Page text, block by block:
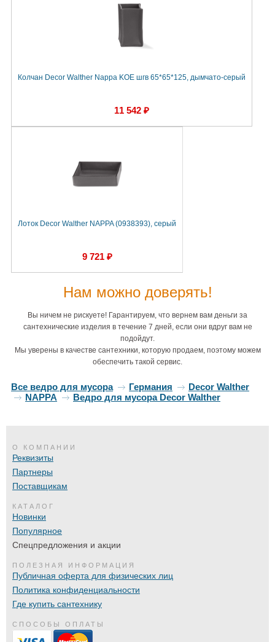
Колчан Decor Walther Nappa KOE шгв 65*65*125, дымчато-серый
11 542 ₽
Лоток Decor Walther NAPPA (0938393), серый
9 721 ₽
Нам можно доверять!
Вы ничем не рискуете! Гарантируем, что вернем вам деньги за
сантехнические изделия в течение 7 дней, если они вдруг вам не
подойдут.
Мы уверены в качестве сантехники, которую продаем, поэтому можем
обеспечить такой сервис.
Все ведро для мусора Германия
Decor Walther
NAPPA
Ведро для мусора Decor Walther
О КОМПАНИИ
Реквизиты
Партнеры
Поставщикам
КАТАЛОГ
Новинки
Популярное
Спецпредложения и акции
ПОЛЕЗНАЯ ИНФОРМАЦИЯ
Публичная оферта для физических лиц
Политика конфиденциальности
Где купить сантехнику
СПОСОБЫ ОПЛАТЫ